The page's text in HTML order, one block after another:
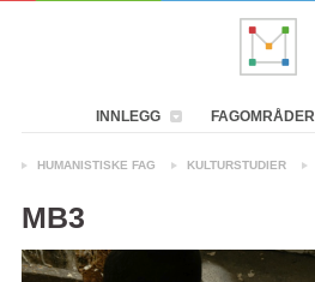
INNLEGG FAGOMRÅDER
HUMANISTISKE FAG KULTURSTUDIER
MB3